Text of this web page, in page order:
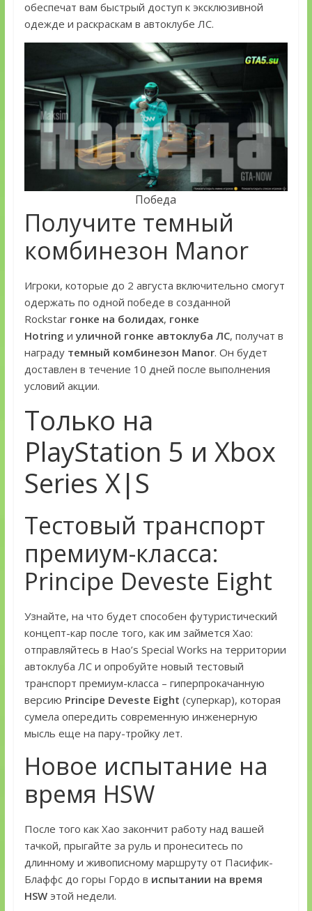
обеспечат вам быстрый доступ к эксклюзивной
одежде и раскраскам в автоклубе ЛС.
Победа
Получите темный
комбинезон Manor
Игроки, которые до 2 августа включительно смогут
одержать по одной победе в созданной
Rockstar гонке на болидах, гонке
Hotring иуличной гонке автоклуба ЛС, получат в
награду темный комбинезон Manor. Он будет
доставлен в течение 10 дней после выполнения
условий акции.
Только на
PlayStation 5 и Xbox
Series X|S
Тестовый транспорт
премиум-класса:
Principe Deveste Eight
Узнайте, на что будет способен футуристический
концепт-кар после того, как им займется Хао:
отправляйтесь в Hao’s Special Works на территории
автоклуба ЛС и опробуйте новый тестовый
транспорт премиум-класса – гиперпрокачанную
версию Principe Deveste Eight (суперкар), которая
сумела опередить современную инженерную
мысль еще на пару-тройку лет.
Новое испытание на
время HSW
После того как Хао закончит работу над вашей
тачкой, прыгайте за руль и пронеситесь по
длинному и живописному маршруту от Пасифик-
Блаффс до горы Гордо в испытании на время
HSWэтой недели.